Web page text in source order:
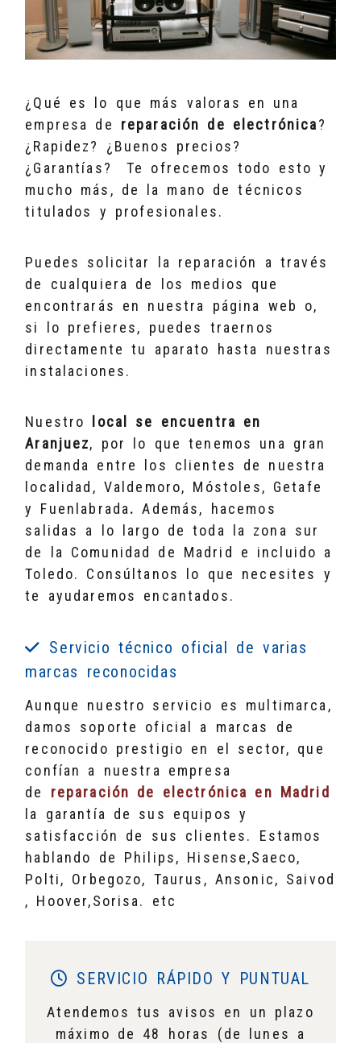
¿Qué es lo que más valoras en una
empresa de reparación de electrónica?
¿Rapidez? ¿Buenos precios?
¿Garantías? Te ofrecemos todo esto y
mucho más, de la mano de técnicos
titulados y profesionales.
Puedes solicitar la reparación a través
de cualquiera de los medios que
encontrarás en nuestra página web o,
si lo prefieres, puedes traernos
directamente tu aparato hasta nuestras
instalaciones.
Nuestro
local se encuentra en
Aranjuez, por lo que tenemos una gran
demanda entre los clientes de nuestra
localidad, Valdemoro, Móstoles, Getafe
y Fuenlabrada. Además, hacemos
salidas a lo largo de toda la zona sur
de la Comunidad de Madrid e incluido a
Toledo. Consúltanos lo que necesites y
te ayudaremos encantados.
Servicio técnico oficial de varias
marcas reconocidas
Aunque nuestro servicio es multimarca,
damos soporte oficial a marcas de
reconocido prestigio en el sector, que
confían a nuestra empresa
de reparación de electrónica en Madrid
la garantía de sus equipos y
satisfacción de sus clientes. Estamos
hablando de Philips, Hisense,Saeco,
Polti, Orbegozo, Taurus, Ansonic, Saivod
, Hoover,Sorisa. etc
SERVICIO RÁPIDO Y PUNTUAL
Atendemos tus avisos en un plazo
máximo de 48 horas (de lunes a